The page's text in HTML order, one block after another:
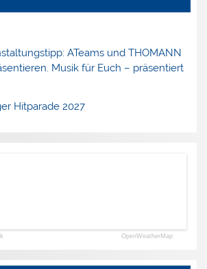
ATeams und THOMANN
Musik für Euch – präsentiert
Hitparade 2027
OpenWeatherMap